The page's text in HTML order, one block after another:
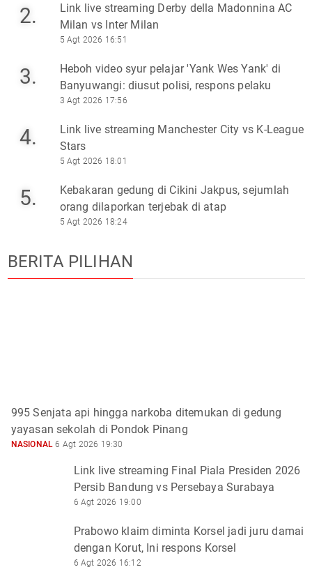
2.
Link live streaming Derby della Madonnina AC
Milan vs Inter Milan
5 Agt 2026 16:51
3.
Heboh video syur pelajar 'Yank Wes Yank' di
Banyuwangi: diusut polisi, respons pelaku
3 Agt 2026 17:56
4.
Link live streaming Manchester City vs K-League
Stars
5 Agt 2026 18:01
5.
Kebakaran gedung di Cikini Jakpus, sejumlah
orang dilaporkan terjebak di atap
5 Agt 2026 18:24
BERITA PILIHAN
995 Senjata api hingga narkoba ditemukan di gedung
yayasan sekolah di Pondok Pinang
NASIONAL 6 Agt 2026 19:30
Link live streaming Final Piala Presiden 2026
Persib Bandung vs Persebaya Surabaya
6 Agt 2026 19:00
Prabowo klaim diminta Korsel jadi juru damai
dengan Korut, Ini respons Korsel
6 Agt 2026 16:12